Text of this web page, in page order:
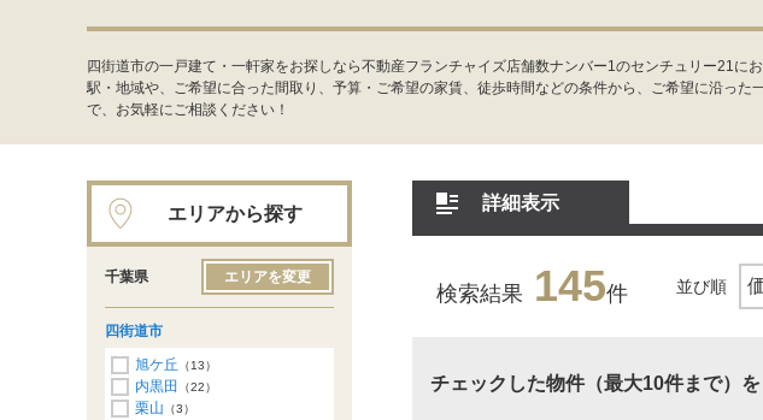
四街道市の一戸建て・一軒家をお探しなら不動産フランチャイズ店舗数ナンバー1のセンチュリー21
駅・地域や、ご希望に合った間取り、予算・ご希望の家賃、徒歩時間などの条件から、ご希望に沿っ
で、お気軽にご相談ください！
詳細表示
検索結果 145件 並び順
チェックした物件（最大10件まで）を
エリアから探す
千葉県 エリアを変更
四街道市
旭ケ丘 （13）
内黒田 （22）
栗山 （3）